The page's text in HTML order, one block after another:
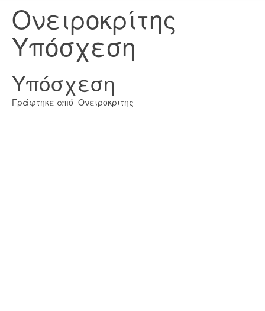
Ονειροκρίτης
Υπόσχεση
Υπόσχεση
Γράφτηκε από Ονειροκριτης